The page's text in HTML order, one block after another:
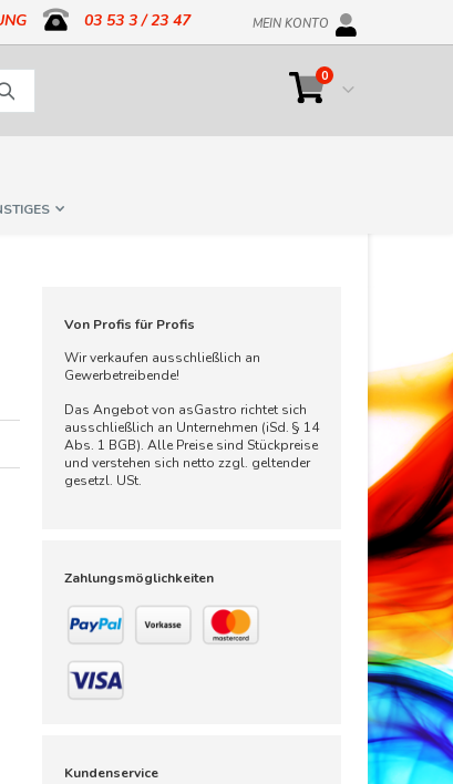
03 53 3 / 23 47 MEIN KONTO
Cart
0Artikel
Suche
Von Profis für Profis
Wir verkaufen ausschließlich an
Gewerbetreibende!
Das Angebot von asGastro richtet sich
ausschließlich an Unternehmen (iSd. § 14
Abs. 1 BGB). Alle Preise sind Stückpreise
und verstehen sich netto zzgl. geltender
gesetzl. USt.
Zahlungsmöglichkeiten
Kundenservice